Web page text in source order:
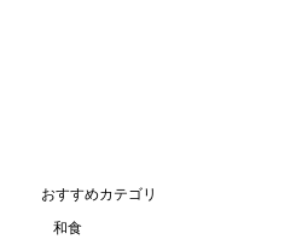
おすすめカテゴリ
和食